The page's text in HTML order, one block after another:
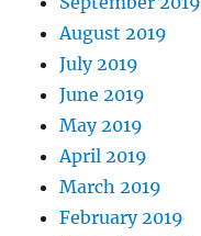
August 2019
July 2019
June 2019
May 2019
April 2019
March 2019
February 2019